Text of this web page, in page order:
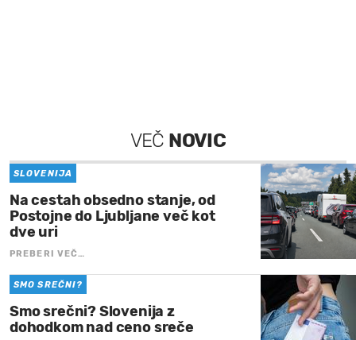
VEČ NOVIC
SLOVENIJA
Na cestah obsedno stanje, od
Postojne do Ljubljane več kot
dve uri
PREBERI VEČ…
SMO SREČNI?
Smo srečni? Slovenija z
dohodkom nad ceno sreče